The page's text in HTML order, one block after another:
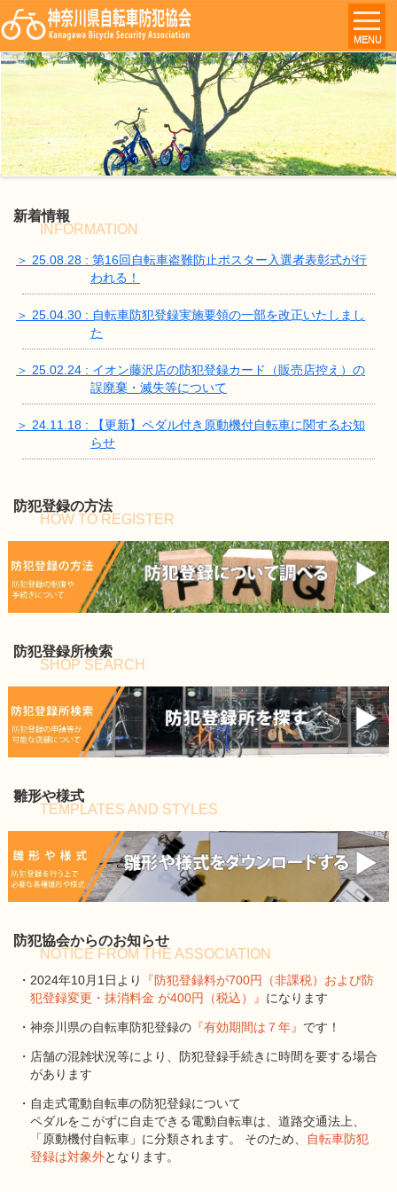
MENU
新着情報
INFORMATION
＞ 25.08.28 : 第16回自転車盗難防止ポスター入選者表彰式が行
われる！
＞ 25.04.30 : 自転車防犯登録実施要領の一部を改正いたしまし
た
＞ 25.02.24 : イオン藤沢店の防犯登録カード（販売店控え）の
誤廃棄・滅失等について
＞ 24.11.18 : 【更新】ペダル付き原動機付自転車に関するお知
らせ
防犯登録の方法
HOW TO REGISTER
防犯登録所検索
SHOP SEARCH
雛形や様式
TEMPLATES AND STYLES
防犯協会からのお知らせ
NOTICE FROM THE ASSOCIATION
・2024年10月1日より
『防犯登録料が700円（非課税）および防
犯登録変更・抹消料金 が400円（税込）』 になります
・神奈川県の自転車防犯登録の 『有効期間は７年』 です！
・店舗の混雑状況等により、防犯登録手続きに時間を要する場合
があります
・自走式電動自転車の防犯登録について
ペダルをこがずに自走できる電動自転車は、道路交通法上、
「原動機付自転車」に分類されます。 そのため、
自転車防犯
登録は対象外となります。